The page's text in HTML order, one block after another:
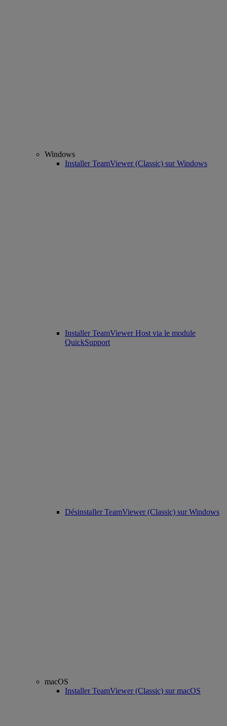
Windows
Installer TeamViewer (Classic) sur Windows
Installer TeamViewer Host via le module
QuickSupport
Désinstaller TeamViewer (Classic) sur Windows
macOS
Installer TeamViewer (Classic) sur macOS